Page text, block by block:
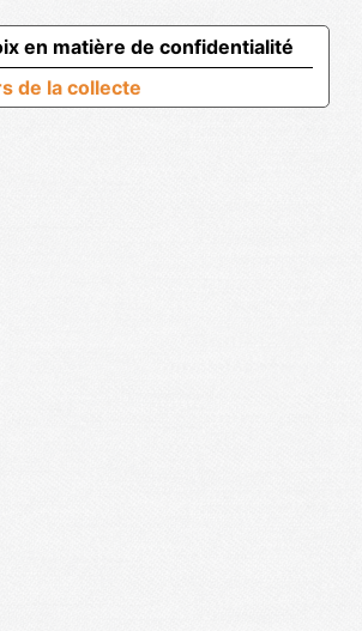
de la collecte
en matière de confidentialité